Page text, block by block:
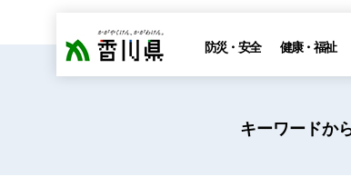
香川県 防災・安全 健康・福祉
キーワードか